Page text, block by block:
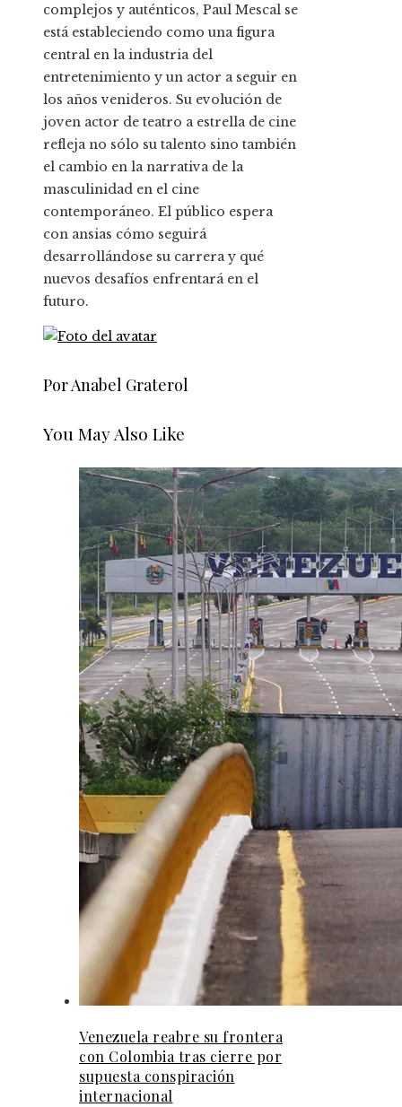
complejos y auténticos, Paul Mescal se
está estableciendo como una figura
central en la industria del
entretenimiento y un actor a seguir en
los años venideros. Su evolución de
joven actor de teatro a estrella de cine
refleja no sólo su talento sino también
el cambio en la narrativa de la
masculinidad en el cine
contemporáneo. El público espera
con ansias cómo seguirá
desarrollándose su carrera y qué
nuevos desafíos enfrentará en el
futuro.
Por Anabel Graterol
You May Also Like
Venezuela reabre su frontera
con Colombia tras cierre por
supuesta conspiración
internacional